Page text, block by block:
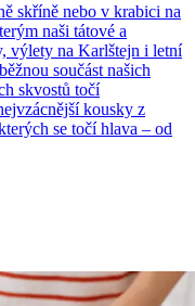
skříně nebo v krabici na
naši tátové a
výlety na Karlštejn i letní
součást našich
skvostů točí
kousky z
se točí hlava – od